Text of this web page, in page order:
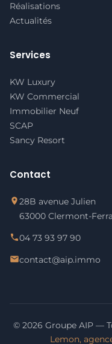
Réalisations
Actualités
Services
KW Luxury
KW Commercial
Immobilier Neuf
SCAP
Sancy Resort
Contact
28B avenue Julien
63000 Clermont-
04 73 93 97 90
contact@aip.immo
© 2026 Groupe AIP —
Lemon,